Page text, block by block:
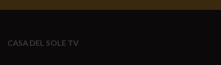
CASA DEL SOLE TV